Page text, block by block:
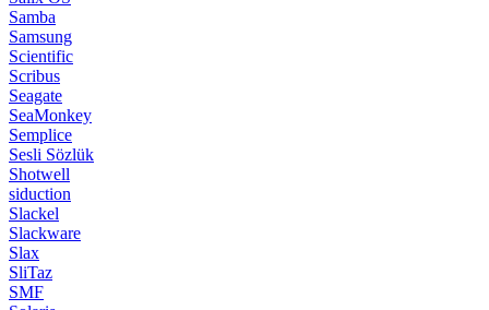
Samba
Samsung
Scientific
Scribus
Seagate
SeaMonkey
Semplice
Sesli Sözlük
Shotwell
siduction
Slackel
Slackware
Slax
SliTaz
SMF